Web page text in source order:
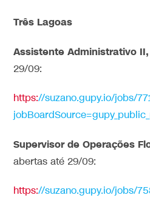
Três Lagoas
Assistente Administrativo
29/09:
https://suzano.gupy.io/jobs/
Supervisor de Operações
abertas até 29/09:
https://suzano.gupy.io/jobs/